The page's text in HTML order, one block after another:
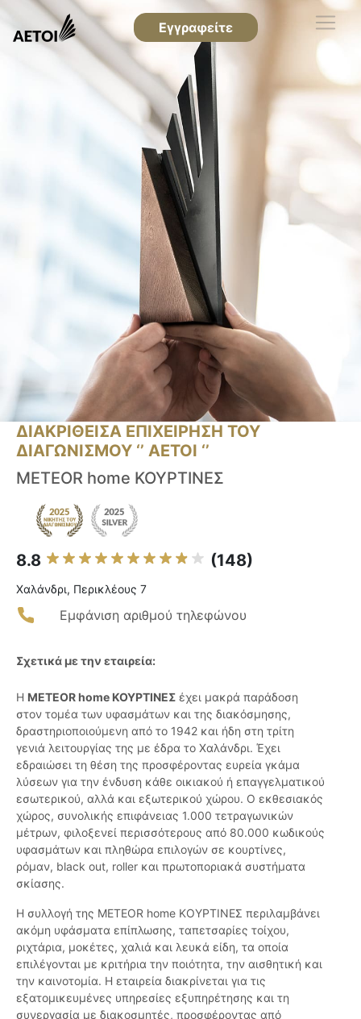
Εγγραφείτε
ΔΙΑΚΡΙΘΕΙΣΑ ΕΠΙΧΕΙΡΗΣΗ ΤΟΥ
ΔΙΑΓΩΝΙΣΜΟΥ ‘’ ΑΕΤΟΙ ‘’
METEOR home ΚΟΥΡΤΙΝΕΣ
8.8 (148)
Χαλάνδρι, Περικλέους 7
Εμφάνιση αριθμού τηλεφώνου
Σχετικά με την εταιρεία:
Η METEOR home ΚΟΥΡΤΙΝΕΣ έχει μακρά παράδοση
στον τομέα των υφασμάτων και της διακόσμησης,
δραστηριοποιούμενη από το 1942 και ήδη στη τρίτη
γενιά λειτουργίας της με έδρα το Χαλάνδρι. Έχει
εδραιώσει τη θέση της προσφέροντας ευρεία γκάμα
λύσεων για την ένδυση κάθε οικιακού ή επαγγελματικού
εσωτερικού, αλλά και εξωτερικού χώρου. Ο εκθεσιακός
χώρος, συνολικής επιφάνειας 1.000 τετραγωνικών
μέτρων, φιλοξενεί περισσότερους από 80.000 κωδικούς
υφασμάτων και πληθώρα επιλογών σε κουρτίνες,
ρόμαν, black out, roller και πρωτοποριακά συστήματα
σκίασης.
Η συλλογή της METEOR home ΚΟΥΡΤΙΝΕΣ περιλαμβάνει
ακόμη υφάσματα επίπλωσης, ταπετσαρίες τοίχου,
ριχτάρια, μοκέτες, χαλιά και λευκά είδη, τα οποία
επιλέγονται με κριτήρια την ποιότητα, την αισθητική και
την καινοτομία. Η εταιρεία διακρίνεται για τις
εξατομικευμένες υπηρεσίες εξυπηρέτησης και τη
συνεργασία με διακοσμητές, προσφέροντας από